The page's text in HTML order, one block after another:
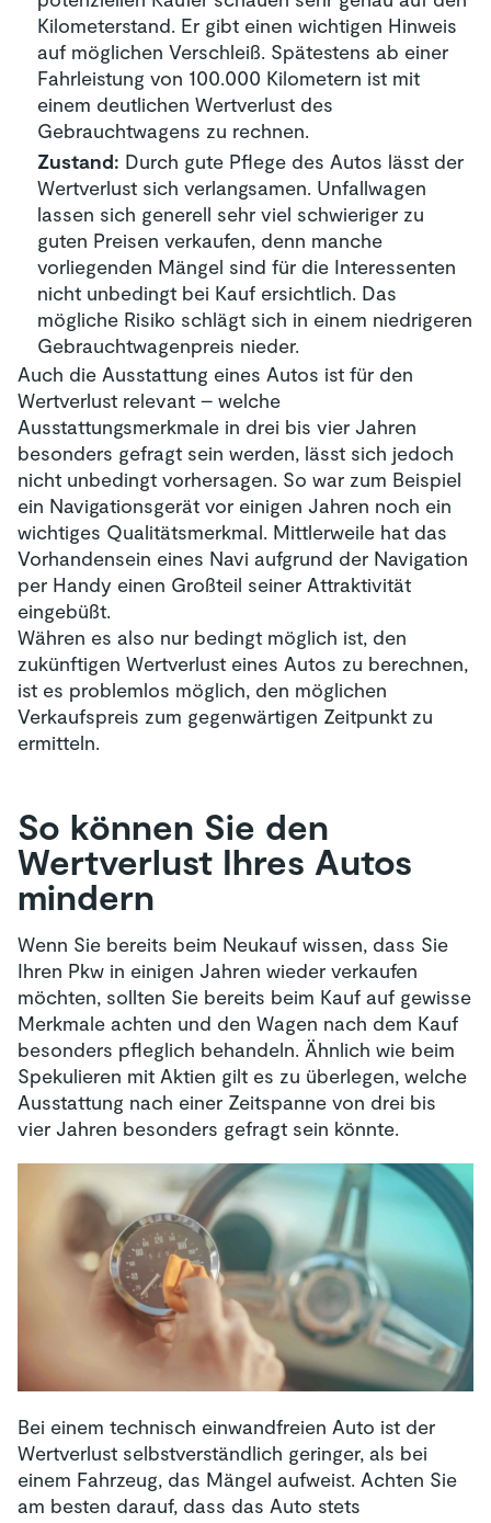
Kilometerstand. Er gibt einen wichtigen Hinweis
auf möglichen Verschleiß. Spätestens ab einer
Fahrleistung von 100.000 Kilometern ist mit
einem deutlichen Wertverlust des
Gebrauchtwagens zu rechnen.
Zustand: Durch gute Pflege des Autos lässt der
Wertverlust sich verlangsamen. Unfallwagen
lassen sich generell sehr viel schwieriger zu
guten Preisen verkaufen, denn manche
vorliegenden Mängel sind für die Interessenten
nicht unbedingt bei Kauf ersichtlich. Das
mögliche Risiko schlägt sich in einem niedrigeren
Gebrauchtwagenpreis nieder.
Auch die Ausstattung eines Autos ist für den
Wertverlust relevant – welche
Ausstattungsmerkmale in drei bis vier Jahren
besonders gefragt sein werden, lässt sich jedoch
nicht unbedingt vorhersagen. So war zum Beispiel
ein Navigationsgerät vor einigen Jahren noch ein
wichtiges Qualitätsmerkmal. Mittlerweile hat das
Vorhandensein eines Navi aufgrund der Navigation
per Handy einen Großteil seiner Attraktivität
eingebüßt.
Währen es also nur bedingt möglich ist, den
zukünftigen Wertverlust eines Autos zu berechnen,
ist es problemlos möglich, den möglichen
Verkaufspreis zum gegenwärtigen Zeitpunkt zu
ermitteln.
So können Sie den
Wertverlust Ihres Autos
mindern
Wenn Sie bereits beim Neukauf wissen, dass Sie
Ihren Pkw in einigen Jahren wieder verkaufen
möchten, sollten Sie bereits beim Kauf auf gewisse
Merkmale achten und den Wagen nach dem Kauf
besonders pfleglich behandeln. Ähnlich wie beim
Spekulieren mit Aktien gilt es zu überlegen, welche
Ausstattung nach einer Zeitspanne von drei bis
vier Jahren besonders gefragt sein könnte.
Bei einem technisch einwandfreien Auto ist der
Wertverlust selbstverständlich geringer, als bei
einem Fahrzeug, das Mängel aufweist. Achten Sie
am besten darauf, dass das Auto stets